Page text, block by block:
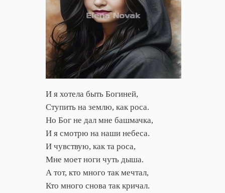
И я хотела быть Богиней,
Ступить на землю, как роса.
Но Бог не дал мне башмачка,
И я смотрю на наши небеса.
И чувствую, как та роса,
Мне моет ноги чуть дыша.
А тот, кто много так мечтал,
Кто много снова так кричал.